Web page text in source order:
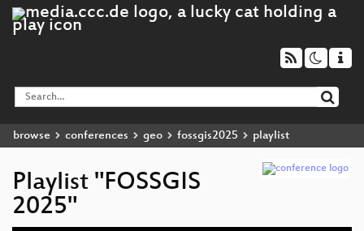
browse conferences geo fossgis2025 playlist
Playlist "FOSSGIS
2025"